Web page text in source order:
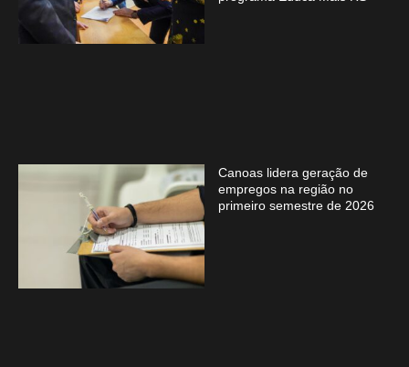
Canoas lidera geração de
empregos na região no
primeiro semestre de 2026